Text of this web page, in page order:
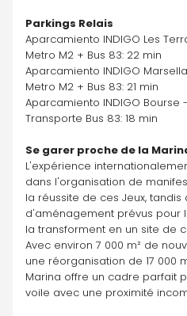
Parkings Relais
Aparcamiento INDIGO Les
Metro M2 + Bus 83: 22 min
Aparcamiento INDIGO
Metro M2 + Bus 83: 21 min
Aparcamiento INDIGO
Transporte Bus 83: 18 min
Se garer proche de la
L'expérience
dans l'organisation de
la réussite de ces Jeux, tandis
d'aménagement prévus pour
la transforment en un site de
Avec environ 7 000 m² de
une réorganisation de 17 000
Marina offre un cadre parfait
voile avec une proximité